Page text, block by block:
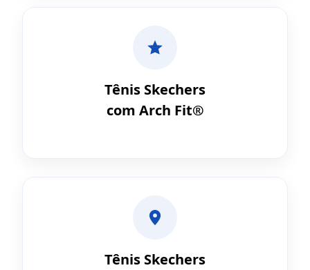
Tênis Skechers
com Arch Fit®
Tênis Skechers